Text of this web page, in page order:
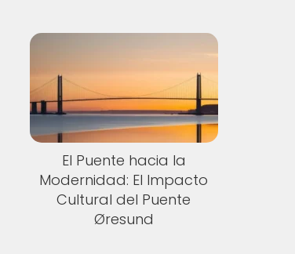
El Puente hacia la
Modernidad: El Impacto
Cultural del Puente
Øresund